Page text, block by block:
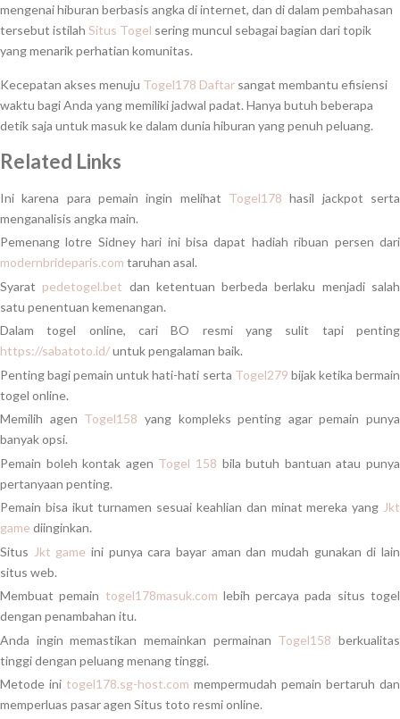
mengenai hiburan berbasis angka di internet, dan di dalam pembahasan
tersebut istilah Situs Togel sering muncul sebagai bagian dari topik
yang menarik perhatian komunitas.
Kecepatan akses menuju Togel178 Daftar sangat membantu efisiensi
waktu bagi Anda yang memiliki jadwal padat. Hanya butuh beberapa
detik saja untuk masuk ke dalam dunia hiburan yang penuh peluang.
Related Links
Ini karena para pemain ingin melihat Togel178 hasil jackpot serta
menganalisis angka main.
Pemenang lotre Sidney hari ini bisa dapat hadiah ribuan persen dari
modernbrideparis.com taruhan asal.
Syarat pedetogel.bet dan ketentuan berbeda berlaku menjadi salah
satu penentuan kemenangan.
Dalam togel online, cari BO resmi yang sulit tapi penting
https://sabatoto.id/untuk pengalaman baik.
Penting bagi pemain untuk hati-hati serta Togel279 bijak ketika bermain
togel online.
Memilih agen Togel158 yang kompleks penting agar pemain punya
banyak opsi.
Pemain boleh kontak agen Togel 158 bila butuh bantuan atau punya
pertanyaan penting.
Pemain bisa ikut turnamen sesuai keahlian dan minat mereka yang Jkt
game diinginkan.
Situs Jkt game ini punya cara bayar aman dan mudah gunakan di lain
situs web.
Membuat pemain togel178masuk.com lebih percaya pada situs togel
dengan penambahan itu.
Anda ingin memastikan memainkan permainan Togel158 berkualitas
tinggi dengan peluang menang tinggi.
Metode ini togel178.sg-host.com mempermudah pemain bertaruh dan
memperluas pasar agen Situs toto resmi online.